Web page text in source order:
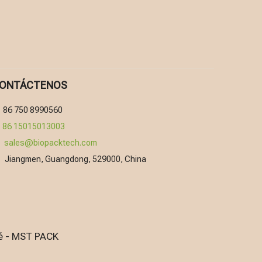
86 750 8990560
86 15015013003
sales@biopacktech.com
Jiangmen, Guangdong, 529000, China
- MST PACK